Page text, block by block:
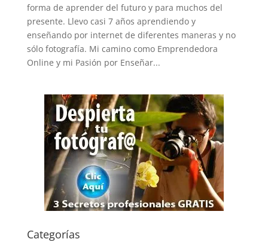
forma de aprender del futuro y para muchos del
presente. Llevo casi 7 años aprendiendo y
enseñando por internet de diferentes maneras y no
sólo fotografía. Mi camino como Emprendedora
Online y mi Pasión por Enseñar...
Categorías